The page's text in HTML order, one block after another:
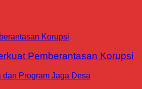
Pemberantasan Korupsi